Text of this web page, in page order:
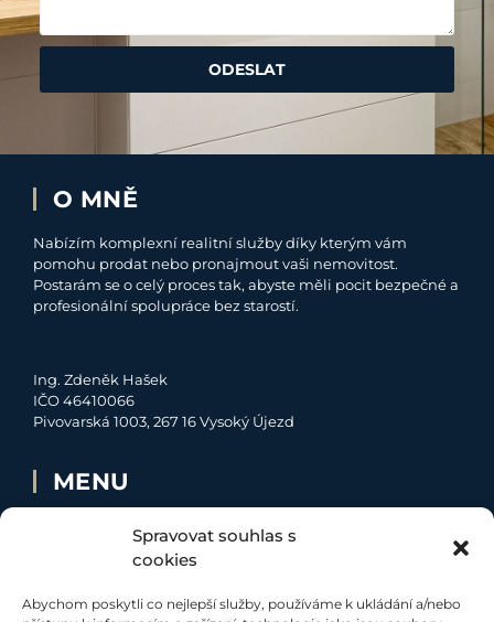
Spravovat souhlas s
cookies
Abychom poskytli co nejlepší služby, používáme k ukládání a/nebo
ODESLAT
O MNĚ
Nabízím komplexní realitní služby díky kterým vám
pomohu prodat nebo pronajmout vaši nemovitost.
Postarám se o celý proces tak, abyste měli pocit bezpečné a
profesionální spolupráce bez starostí.
Ing. Zdeněk Hašek
IČO 46410066
Pivovarská 1003, 267 16 Vysoký Újezd
MENU